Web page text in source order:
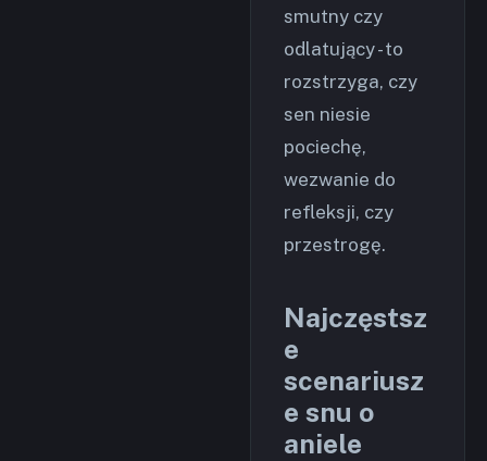
smutny czy
odlatujący - to
rozstrzyga, czy
sen niesie
pociechę,
wezwanie do
refleksji, czy
przestrogę.
Najczęstsz
e
scenariusz
e snu o
aniele